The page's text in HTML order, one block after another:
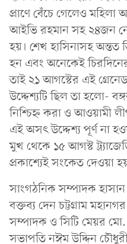
প্রাণে বেঁচে গেলেও
আইভি রহমান সহ ২৪জন
হয়। শেখ হাসিনাসহ অন্তত
হন এবং অনেকেই
তাই ২১ আগস্টের এই
উদ্দেশ্যটি ছিল তা হলো-
নিশ্চিহ্ন করা ও আওয়ামী
এই অসৎ উদ্দেশ্য পূর্ণ না
মুখ থেকে ১৫ আগস্ট
প্রকাশ্যেই সংকেত দেওয়া
সাংগঠনিক সম্পাদক
বক্তব্য দেন চট্টগ্রাম
সম্পাদক ও সিটি মেয়র
সভাপতি নঈম উদ্দিন